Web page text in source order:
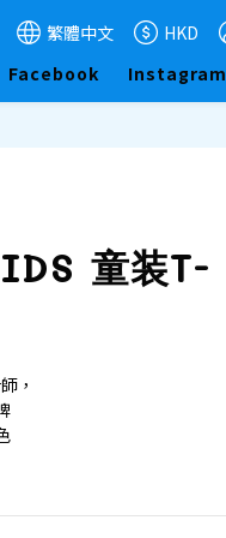
繁體中文 HKD
Facebook
Instagram
童装T-
，